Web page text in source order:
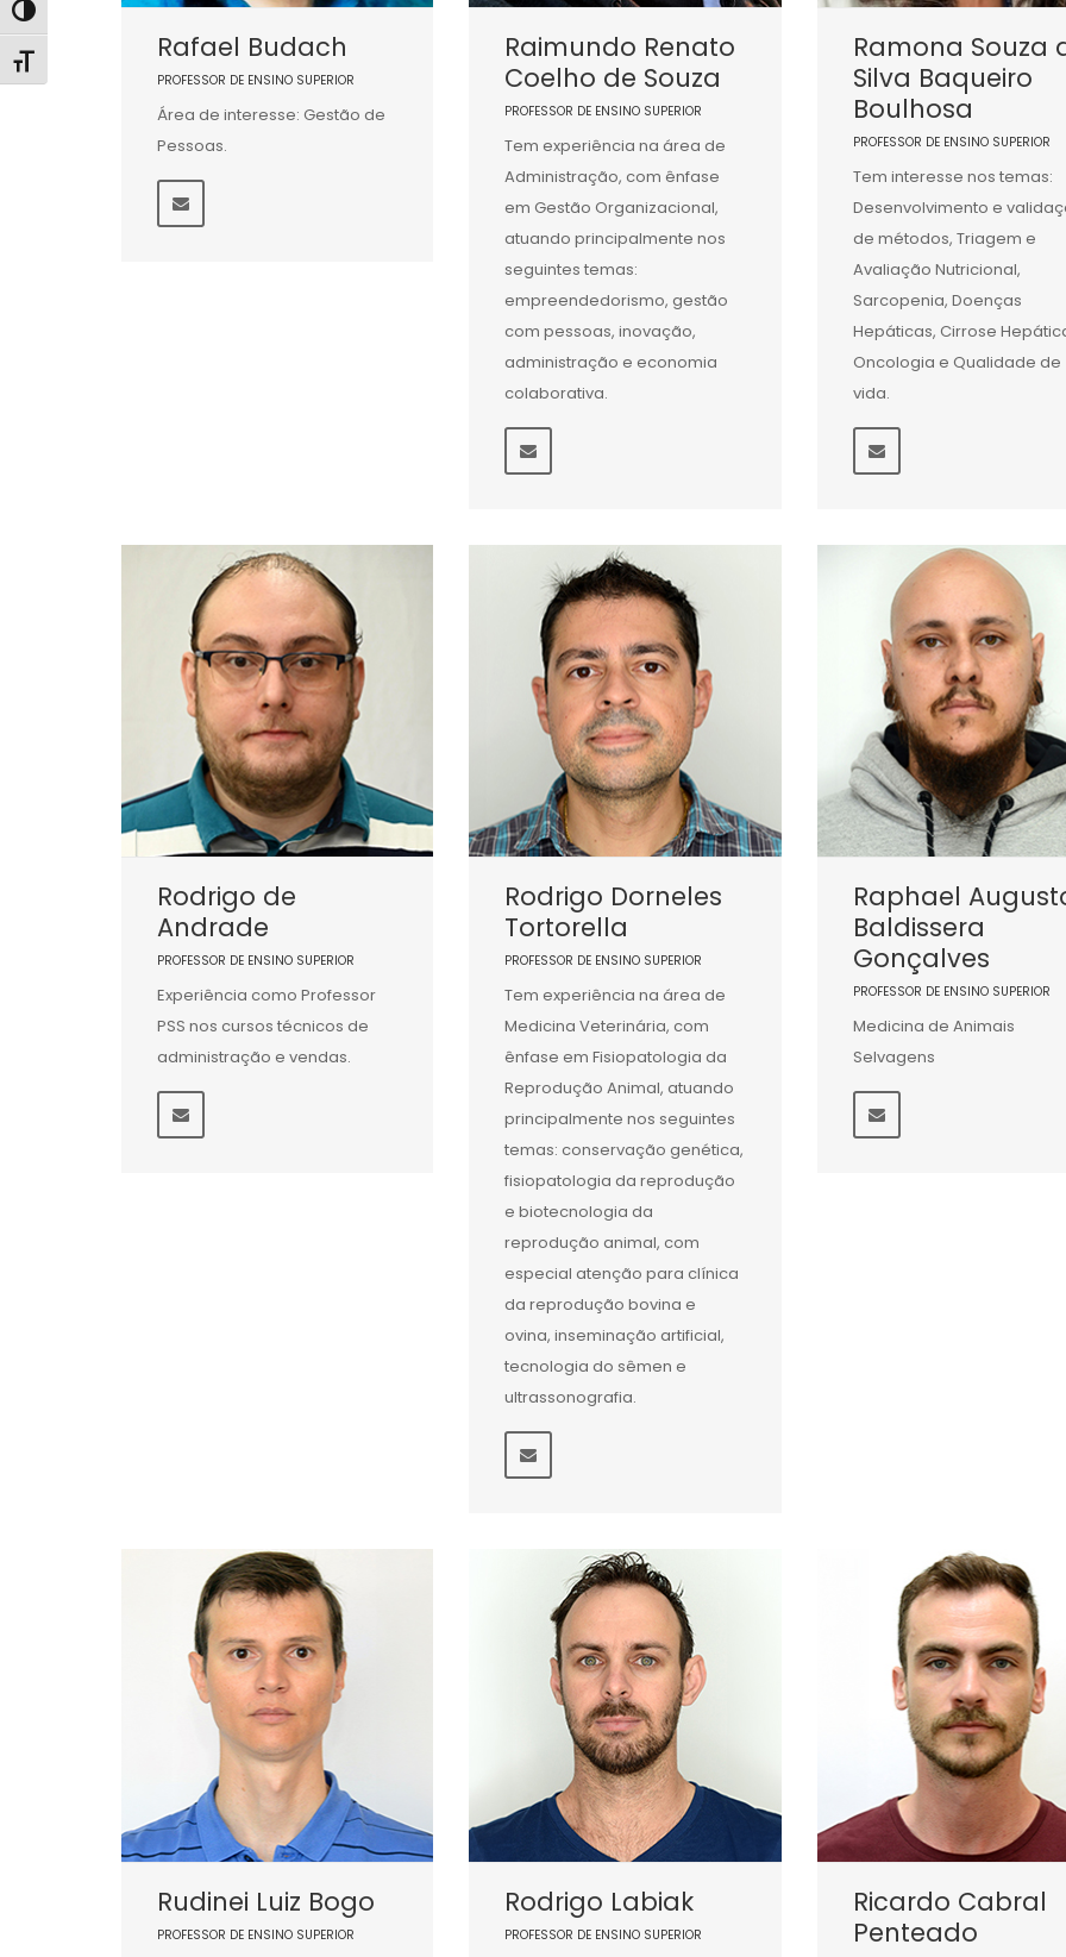
Alternar alto contraste
Alternar tamanho da fonte
Rafael Budach
PROFESSOR DE ENSINO SUPERIOR
Área de interesse: Gestão de
Pessoas.
Raimundo Renato
Coelho de Souza
PROFESSOR DE ENSINO SUPERIOR
Tem experiência na área de
Administração, com ênfase
em Gestão Organizacional,
atuando principalmente nos
seguintes temas:
empreendedorismo, gestão
com pessoas, inovação,
administração e economia
colaborativa.
Ramona Souza
Silva Baqueiro
Boulhosa
PROFESSOR DE ENSINO SUPERIOR
Tem interesse nos temas:
Desenvolvimento e
de métodos, Triagem e
Avaliação Nutricional,
Sarcopenia, Doenças
Hepáticas, Cirrose
Oncologia e Qualidade de
vida.
Rodrigo de
Andrade
PROFESSOR DE ENSINO SUPERIOR
Experiência como Professor
PSS nos cursos técnicos de
administração e vendas.
Rodrigo Dorneles
Tortorella
PROFESSOR DE ENSINO SUPERIOR
Tem experiência na área de
Medicina Veterinária, com
ênfase em Fisiopatologia da
Reprodução Animal, atuando
principalmente nos seguintes
temas: conservação genética,
fisiopatologia da reprodução
e biotecnologia da
reprodução animal, com
especial atenção para clínica
da reprodução bovina e
ovina, inseminação artificial,
tecnologia do sêmen e
ultrassonografia.
Raphael
Baldissera
Gonçalves
PROFESSOR DE ENSINO SUPERIOR
Medicina de Animais
Selvagens
Rudinei Luiz Bogo
PROFESSOR DE ENSINO SUPERIOR
Rodrigo Labiak
PROFESSOR DE ENSINO SUPERIOR
Ricardo Cabral
Penteado